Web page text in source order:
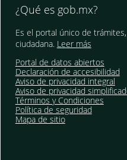
¿Qué es gob.mx?
Es el portal único de
ciudadana. Leer más
Portal de datos abiertos
Declaración de accesibilidad
Aviso de privacidad integral
Aviso de privacidad
Términos y Condiciones
Política de seguridad
Mapa de sitio